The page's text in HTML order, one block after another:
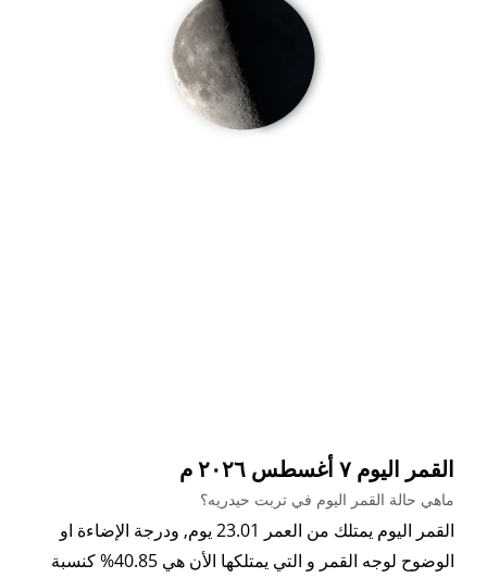
القمر اليوم ٧ أغسطس ٢٠٢٦ م
ماهي حالة القمر اليوم في تربت حيدريه؟
القمر اليوم يمتلك من العمر 23.01 يوم, ودرجة الإضاءة او
الوضوح لوجه القمر و التي يمتلكها الأن هي 40.85% كنسبة